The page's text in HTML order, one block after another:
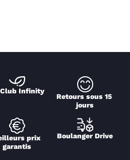
Infinity
Retours sous 15
jours
prix
garantis
Boulanger Drive